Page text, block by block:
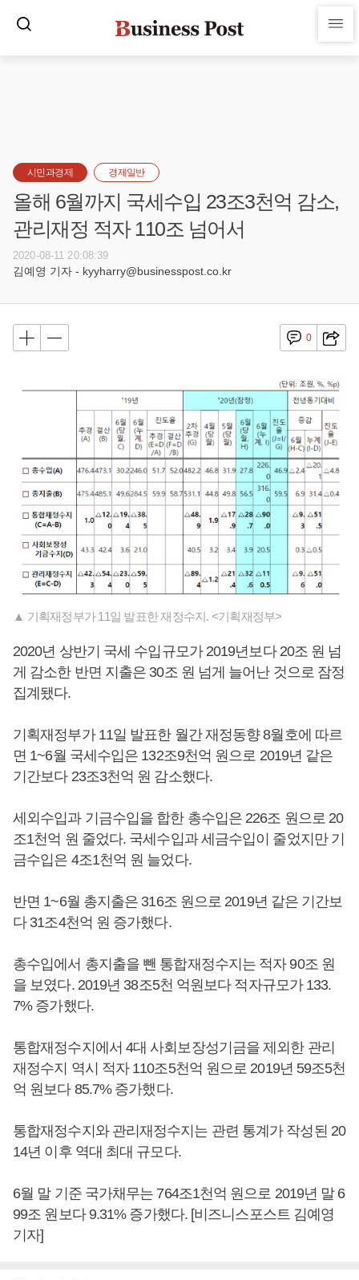
시민과경제 경제일반
올해 6월까지 국세수입 23조3천억 감소,
관리재정 적자 110조 넘어서
2020-08-11 20:08:39
김예영 기자 - kyyharry@businesspost.co.kr
0
▲ 기획재정부가 11일 발표한 재정수지. <기획재정부>
2020년 상반기 국세 수입규모가 2019년보다 20조 원 넘
게 감소한 반면 지출은 30조 원 넘게 늘어난 것으로 잠정
집계됐다.
기획재정부가 11일 발표한 월간 재정동향 8월호에 따르
면 1~6월 국세수입은 132조9천억 원으로 2019년 같은
기간보다 23조3천억 원 감소했다.
세외수입과 기금수입을 합한 총수입은 226조 원으로 20
조1천억 원 줄었다. 국세수입과 세금수입이 줄었지만 기
금수입은 4조1천억 원 늘었다.
반면 1~6월 총지출은 316조 원으로 2019년 같은 기간보
다 31조4천억 원 증가했다.
총수입에서 총지출을 뺀 통합재정수지는 적자 90조 원
을 보였다. 2019년 38조5천 억원보다 적자규모가 133.
7% 증가했다.
통합재정수지에서 4대 사회보장성기금을 제외한 관리
재정수지 역시 적자 110조5천억 원으로 2019년 59조5천
억 원보다 85.7% 증가했다.
통합재정수지와 관리재정수지는 관련 통계가 작성된 20
14년 이후 역대 최대 규모다.
6월 말 기준 국가채무는 764조1천억 원으로 2019년 말 6
99조 원보다 9.31% 증가했다. [비즈니스포스트 김예영
기자]